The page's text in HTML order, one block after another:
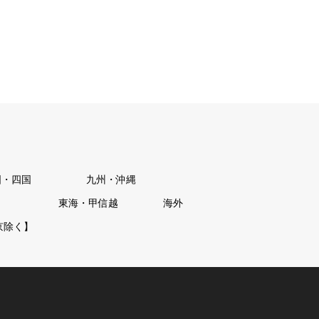
四国 九州・沖縄
東海・甲信越 海外
く】